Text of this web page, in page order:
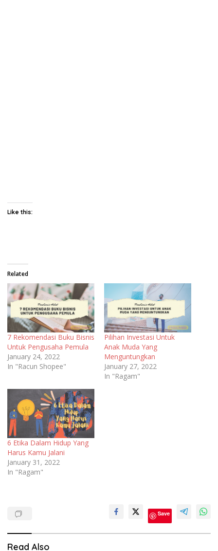
Like this:
Related
7 Rekomendasi Buku Bisnis
Untuk Pengusaha Pemula
January 24, 2022
In "Racun Shopee"
Pilihan Investasi Untuk
Anak Muda Yang
Menguntungkan
January 27, 2022
In "Ragam"
6 Etika Dalam Hidup Yang
Harus Kamu Jalani
January 31, 2022
In "Ragam"
Bisnis
Save
Read Also